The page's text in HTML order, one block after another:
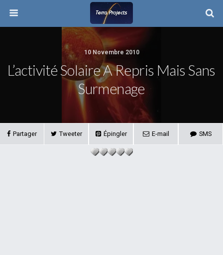
10 Novembre 2010
L’activité Solaire A Repris Mais Sans
Surmenage
Partager Tweeter Épingler E-mail SMS